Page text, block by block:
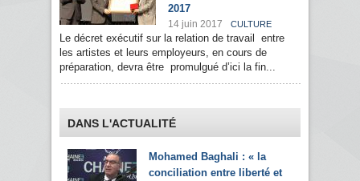
2017
14 juin 2017 CULTURE
Le décret exécutif sur la relation de travail entre
les artistes et leurs employeurs, en cours de
préparation, devra être promulgué d’ici la fin...
DANS L'ACTUALITÉ
Mohamed Baghali : « la
conciliation entre liberté et